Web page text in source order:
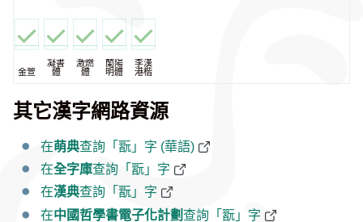
金萱
凝書
體
激燃
體
蘭陽
明體
李漢
港楷
其它漢字網路資源
在萌典查詢「翫」字 (華語)
在全字庫查詢「翫」字
在漢典查詢「翫」字
在中國哲學書電子化計劃查詢「翫」字